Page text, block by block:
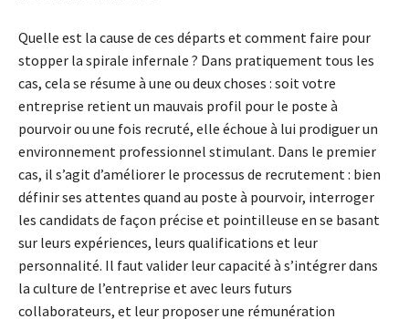
Quelle est la cause de ces départs et comment faire pour
stopper la spirale infernale ? Dans pratiquement tous les
cas, cela se résume à une ou deux choses : soit votre
entreprise retient un mauvais profil pour le poste à
pourvoir ou une fois recruté, elle échoue à lui prodiguer un
environnement professionnel stimulant. Dans le premier
cas, il s’agit d’améliorer le processus de recrutement : bien
définir ses attentes quand au poste à pourvoir, interroger
les candidats de façon précise et pointilleuse en se basant
sur leurs expériences, leurs qualifications et leur
personnalité. Il faut valider leur capacité à s’intégrer dans
la culture de l’entreprise et avec leurs futurs
collaborateurs, et leur proposer une rémunération